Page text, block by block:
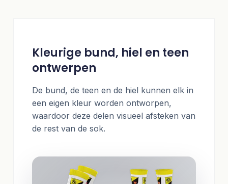
Kleurige bund, hiel en teen
ontwerpen
De bund, de teen en de hiel kunnen elk in
een eigen kleur worden ontworpen,
waardoor deze delen visueel afsteken van
de rest van de sok.